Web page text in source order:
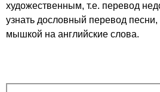
художественным, т.е. перевод
узнать дословный перевод
мышкой на английские слова.